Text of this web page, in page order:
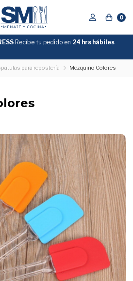
0
GRATIS
SOBRE
Recíbe tu pedido en 24 hrs hábiles
para repostería Mezquino Colores